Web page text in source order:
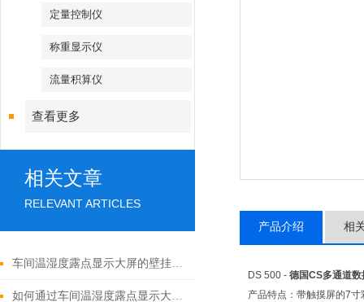
定量控制仪
称重显示仪
流量积算仪
查看更多
相关文章
RELEVANT ARTICLES
车间温湿度露点显示大屏的壁挂与吊装安装方式
如何通过车间温湿度露点显示大屏提高工作舒适度？
产品介绍 相
DS 500 - 德国CS多通道数
产品特点：带触摸屏的7